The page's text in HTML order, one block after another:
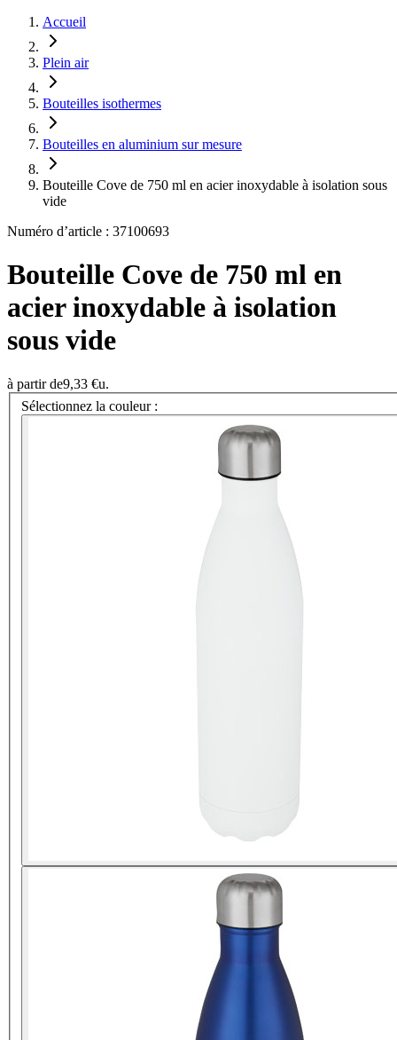
Accueil
Plein air
Bouteilles isothermes
Bouteilles en aluminium sur mesure
Bouteille Cove de 750 ml en acier inoxydable à isolation sous
vide
Numéro d’article : 37100693
Bouteille Cove de 750 ml en
acier inoxydable à isolation
sous vide
à partir de9,33 €u.
Sélectionnez la couleur :